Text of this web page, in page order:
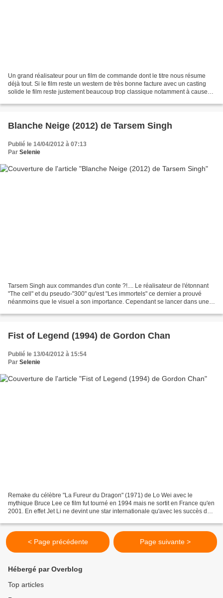
Un grand réalisateur pour un film de commande dont le titre nous résume
déjà tout. Si le film reste un western de très bonne facture avec un casting
solide le film reste justement beaucoup trop classique notamment à cause
Blanche Neige (2012) de Tarsem Singh
Publié le 14/04/2012 à 07:13
Par Selenie
Tarsem Singh aux commandes d'un conte ?!.... Le réalisateur de l'étonnant
"The cell" et du pseudo-"300" qu'est "Les immortels" ce dernier a prouvé
néanmoins que le visuel a son importance. Cependant se lancer dans une
Fist of Legend (1994) de Gordon Chan
Publié le 13/04/2012 à 15:54
Par Selenie
Remake du célèbre "La Fureur du Dragon" (1971) de Lo Wei avec le
mythique Bruce Lee ce film fut tourné en 1994 mais ne sortit en France qu'en
2001. En effet Jet Li ne devint une star internationale qu'avec les succès de
< Page précédente Page suivante >
Hébergé par Overblog
Top articles